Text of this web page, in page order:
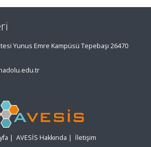
Yunus Emre Kampüsü Tepebaşı 26470
| AVESİS Hakkında | İletişim